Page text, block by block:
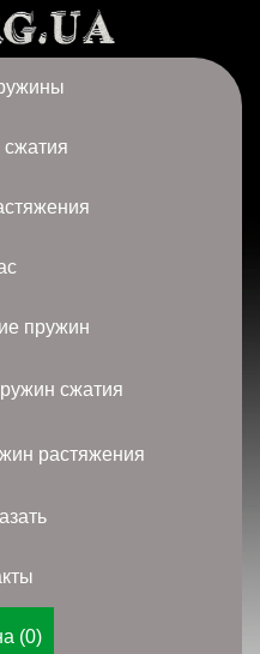
пружин
сжатия
растяжения
(0)